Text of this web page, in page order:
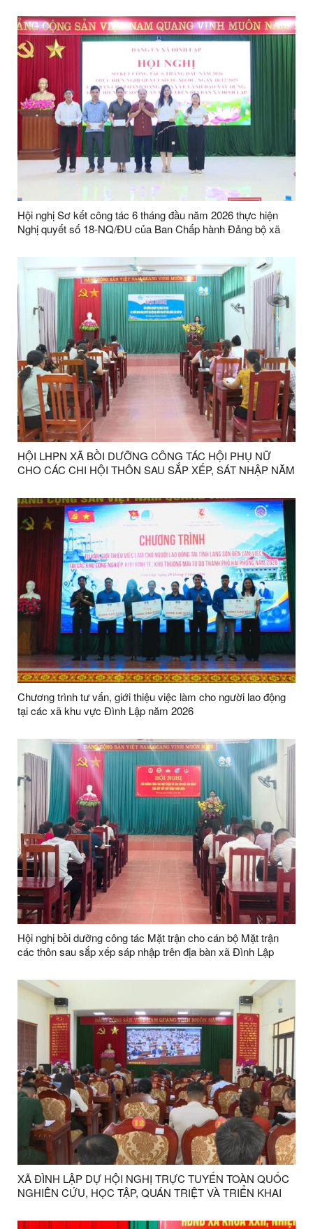
Hội nghị Sơ kết công tác 6 tháng đầu năm 2026 thực hiện
Nghị quyết số 18-NQ/ĐU của Ban Chấp hành Đảng bộ xã
HỘI LHPN XÃ BỒI DƯỠNG CÔNG TÁC HỘI PHỤ NỮ
CHO CÁC CHI HỘI THÔN SAU SẮP XẾP, SÁT NHẬP NĂM
Chương trình tư vấn, giới thiệu việc làm cho người lao động
tại các xã khu vực Đình Lập năm 2026
Hội nghị bồi dưỡng công tác Mặt trận cho cán bộ Mặt trận
các thôn sau sắp xếp sáp nhập trên địa bàn xã Đình Lập
XÃ ĐÌNH LẬP DỰ HỘI NGHỊ TRỰC TUYẾN TOÀN QUỐC
NGHIÊN CỨU, HỌC TẬP, QUÁN TRIỆT VÀ TRIỂN KHAI
CHẤP HÀNH TRUNG ƯƠNG ĐẢNG KHOÁ XIV